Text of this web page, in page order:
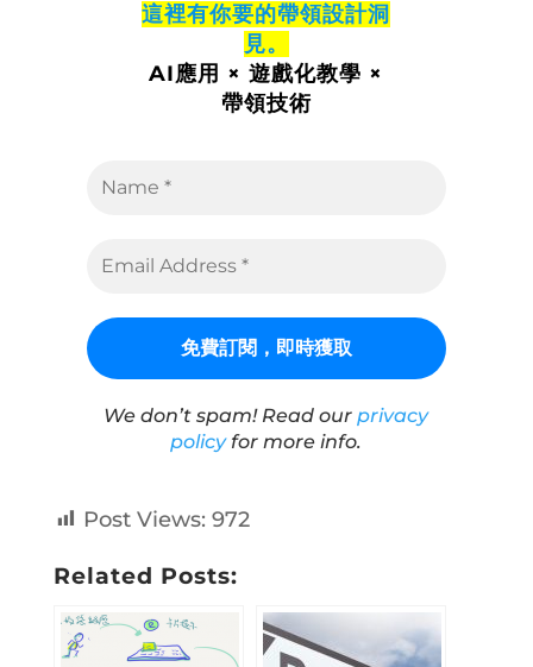
這裡有你要的帶領設計洞
見。
AI應用 × 遊戲化教學 ×
帶領技術
We don’t spam! Read ourprivacy
policyfor more info.
Post Views: 972
Related Posts: